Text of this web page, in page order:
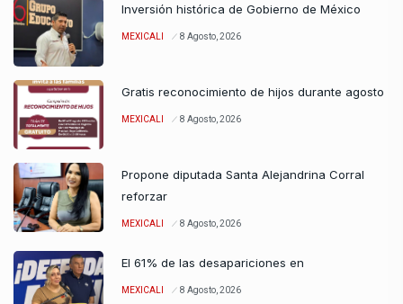
Inversión histórica de Gobierno de México
MEXICALI 8 Agosto, 2026
Gratis reconocimiento de hijos durante agosto
MEXICALI 8 Agosto, 2026
Propone diputada Santa Alejandrina Corral
reforzar
MEXICALI 8 Agosto, 2026
El 61% de las desapariciones en
MEXICALI 8 Agosto, 2026